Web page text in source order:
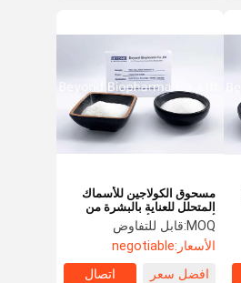
مسحوق الكولاجين للأسماك
المتحلل للعناية بالبشرة من
ألاسكا بولوك أسماك الجلد
MOQ: قابل للتفاوض
الأسعار:negotiable
افضل سعر
اتصال